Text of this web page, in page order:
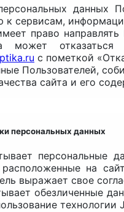
данных
к сервисам,
право
может
с пометкой
Пользователей,
сайта и его
персональных данных
персональные
на
выражает свое
обезличенные
технологии